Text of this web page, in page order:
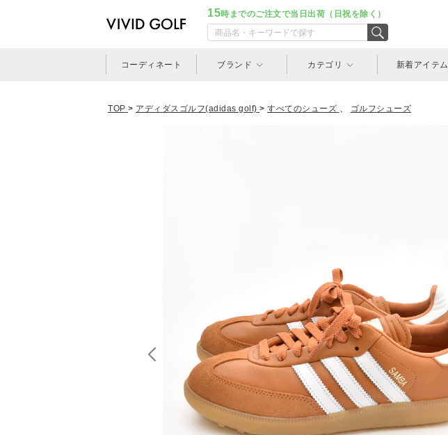
15時までのご注文で当日出荷（日祝を除く）
コーディネート ブランド カテゴリ 新着アイテム
TOP > アディダスゴルフ(adidas golf) > すべてのシューズ 、 ゴルフシューズ